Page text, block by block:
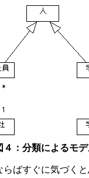
４：分類によるモ
ばすぐに気づ